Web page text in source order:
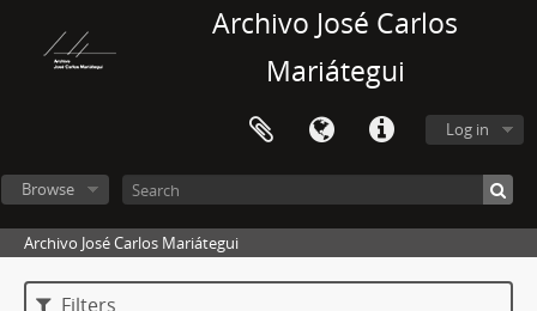
Archivo José Carlos
Mariátegui
Log in
Browse
Archivo José Carlos Mariátegui
Filters